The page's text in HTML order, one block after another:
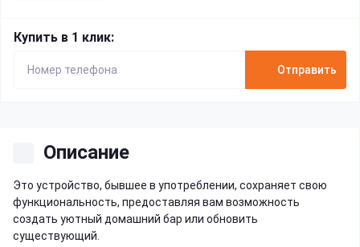
Купить в 1 клик:
Отправить
Описание
Это устройство, бывшее в употреблении, сохраняет свою
функциональность, предоставляя вам возможность
создать уютный домашний бар или обновить
существующий.